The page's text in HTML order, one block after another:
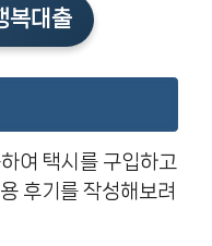
복대출
여 택시를 구입하고
후기를 작성해보려